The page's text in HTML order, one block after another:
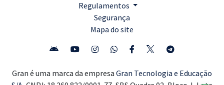
Regulamentos
Segurança
Mapa do site
Gran é uma marca da empresa Gran Tecnologia e Educação